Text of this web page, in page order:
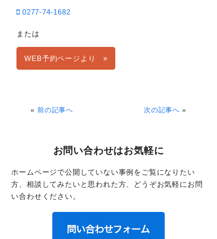
0277-74-1682
または
WEB予約ページより »
«前の記事へ 次の記事へ »
お問い合わせはお気軽に
ホームページで公開していない事例をご覧になりたい
方、相談してみたいと思われた方、どうぞお気軽にお問
い合わせください。